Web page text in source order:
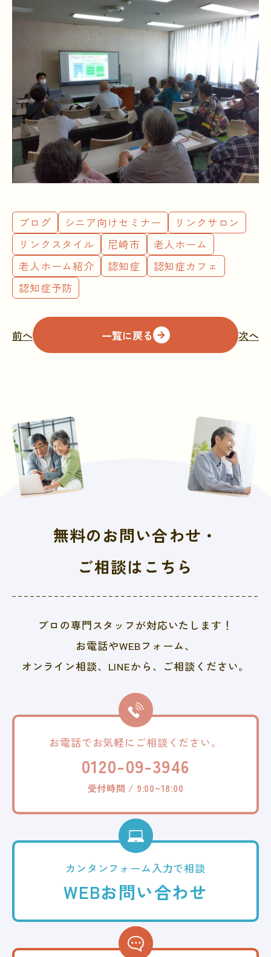
ブログ シニア向けセミナー
リンクサロン
リンクスタイル
尼崎市
老人ホーム
老人ホーム紹介
認知症
認知症カフェ
認知症予防
前へ 一覧に戻る 次へ
無料のお問い合わせ・
ご相談はこちら
プロの専門スタッフが対応いたします！
お電話やWEBフォーム、
オンライン相談、LINEから、 ご相談ください。
お電話でお気軽に ご相談ください。
0120-09-3946
受付時間 / 9:00~18:00
カンタンフォーム入力で相談
WEBお問い合わせ